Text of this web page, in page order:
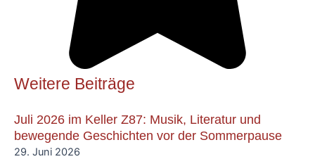
Weitere Beiträge
Juli 2026 im Keller Z87: Musik, Literatur und
bewegende Geschichten vor der Sommerpause
29. Juni 2026